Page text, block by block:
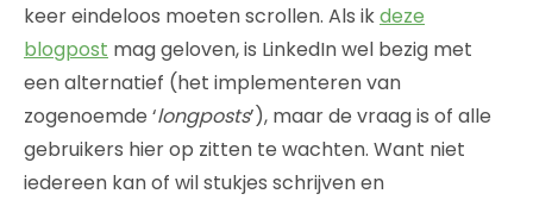
keer eindeloos moeten scrollen. Als ikdeze
blogpost mag geloven, is LinkedIn wel bezig met
een alternatief (het implementeren van
zogenoemde ‘longposts’), maar de vraag is of alle
gebruikers hier op zitten te wachten. Want niet
iedereen kan of wil stukjes schrijven en